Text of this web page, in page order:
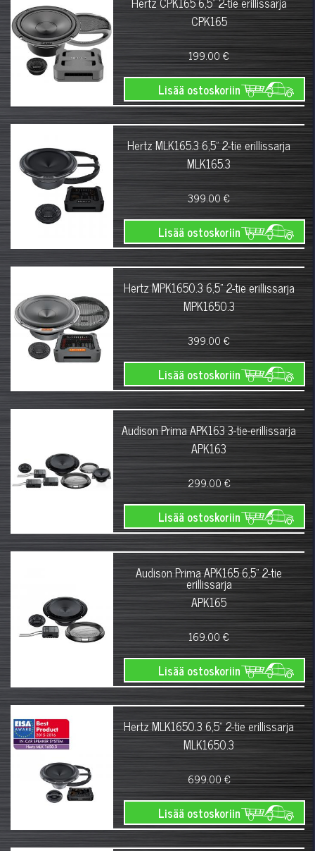
CPK165
199.00 €
Lisää ostoskoriin
Hertz MLK165.3 6,5" 2-tie erillissarja
MLK165.3
399.00 €
Lisää ostoskoriin
Hertz MPK1650.3 6,5" 2-tie erillissarja
MPK1650.3
399.00 €
Lisää ostoskoriin
Audison Prima APK163 3-tie-erillissarja
APK163
299.00 €
Lisää ostoskoriin
Audison Prima APK165 6,5" 2-tie
erillissarja
APK165
169.00 €
Lisää ostoskoriin
Hertz MLK1650.3 6,5" 2-tie erillissarja
MLK1650.3
699.00 €
Lisää ostoskoriin